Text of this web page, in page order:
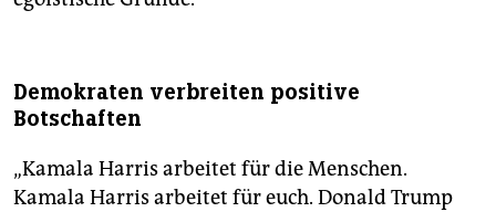
Demokraten verbreiten positive
Botschaften
„Kamala Harris arbeitet für die Menschen.
Kamala Harris arbeitet für euch. Donald Trump